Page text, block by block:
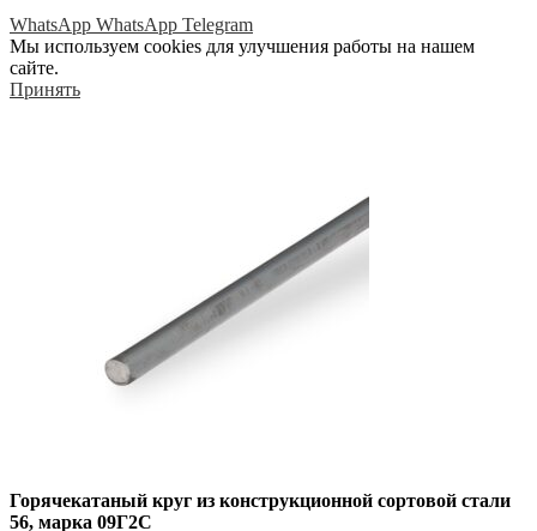
WhatsApp WhatsApp Telegram
Мы используем cookies для улучшения работы на нашем
сайте.
Принять
Горячекатаный круг из конструкционной сортовой стали
56, марка 09Г2С